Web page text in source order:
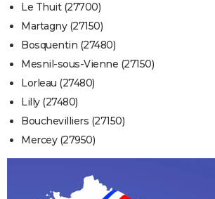
Le Thuit (27700)
Martagny (27150)
Bosquentin (27480)
Mesnil-sous-Vienne (27150)
Lorleau (27480)
Lilly (27480)
Bouchevilliers (27150)
Mercey (27950)